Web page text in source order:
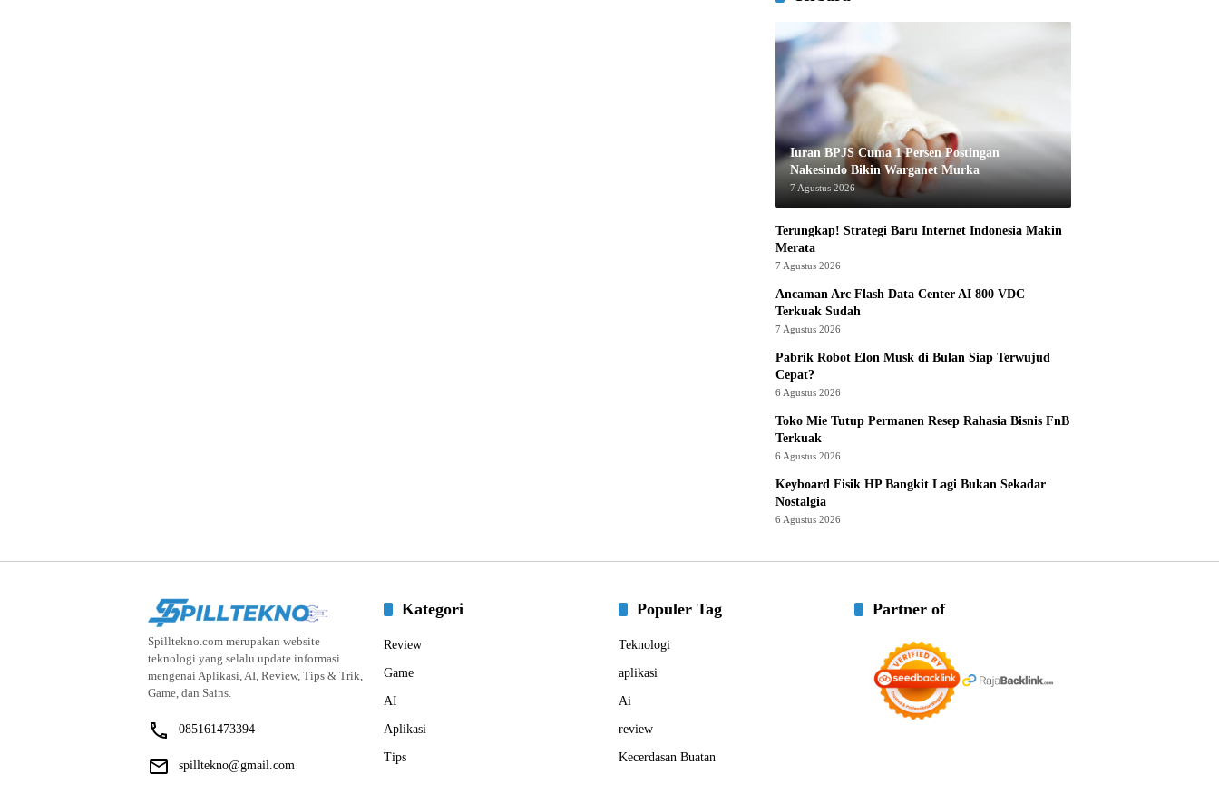
Iuran BPJS Cuma 1 Persen Postingan
Nakesindo Bikin Warganet Murka
7 Agustus 2026
Terungkap! Strategi Baru Internet Indonesia Makin
Merata
7 Agustus 2026
Ancaman Arc Flash Data Center AI 800 VDC
Terkuak Sudah
7 Agustus 2026
Pabrik Robot Elon Musk di Bulan Siap Terwujud
Cepat?
6 Agustus 2026
Toko Mie Tutup Permanen Resep Rahasia Bisnis FnB
Terkuak
6 Agustus 2026
Keyboard Fisik HP Bangkit Lagi Bukan Sekadar
Nostalgia
6 Agustus 2026
Spilltekno.com merupakan website
teknologi yang selalu update informasi
mengenai Aplikasi, AI, Review, Tips & Trik,
Game, dan Sains.
085161473394
spilltekno@gmail.com
Kategori
Review
Game
AI
Aplikasi
Tips
Populer Tag
Teknologi
aplikasi
Ai
review
Kecerdasan Buatan
Partner of